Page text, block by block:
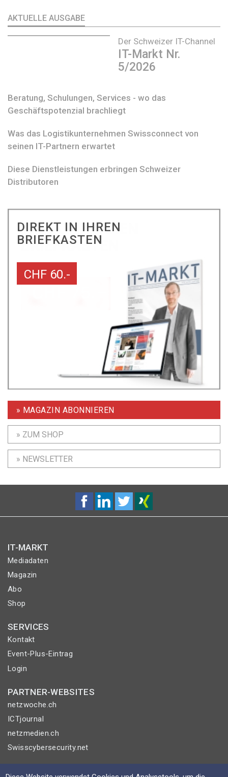
AKTUELLE AUSGABE
Der Schweizer IT-Channel
IT-Markt Nr.
5/2026
Beratung, Schulungen, Services - wo das
Geschäftspotenzial brachliegt
Was das Logistikunternehmen Swissconnect von
seinen IT-Partnern erwartet
Diese Dienstleistungen erbringen Schweizer
Distributoren
DIREKT IN IHREN
BRIEFKASTEN
CHF 60.-
» MAGAZIN ABONNIEREN
» ZUM SHOP
» NEWSLETTER
IT-MARKT
Mediadaten
Magazin
Abo
Shop
SERVICES
Kontakt
Event-Plus-Eintrag
Login
PARTNER-WEBSITES
netzwoche.ch
ICTjournal
netzmedien.ch
Swisscybersecurity.net